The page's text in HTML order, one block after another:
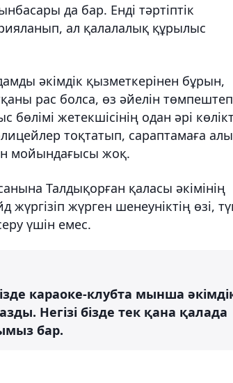
да бар. Енді тәртіптік
ал қалалалық құрылыс
әкімдік қызметкерінен бұрын,
рас болса, өз әйелін төмпештеп
жетекшісінің одан әрі
тоқтатып, сараптамаға
мойындағысы жоқ.
Талдықорған қаласы әкімінің
жүрген шенеуніктің өзі,
үшін емес.
караоке-клубта мынша
Негізі бізде тек қана қалада
бар.